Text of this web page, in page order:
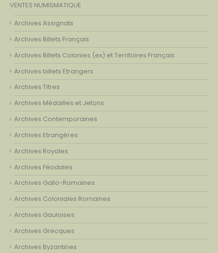
VENTES NUMISMATIQUE
Archives Assignats
Archives Billets Français
Archives Billets Colonies (ex) et Territoires Français
Archives billets Etrangers
Archives Titres
Archives Médailles et Jetons
Archives Contemporaines
Archives Etrangères
Archives Royales
Archives Féodales
Archives Gallo-Romaines
Archives Coloniales Romaines
Archives Gauloises
Archives Grecques
Archives Byzantines